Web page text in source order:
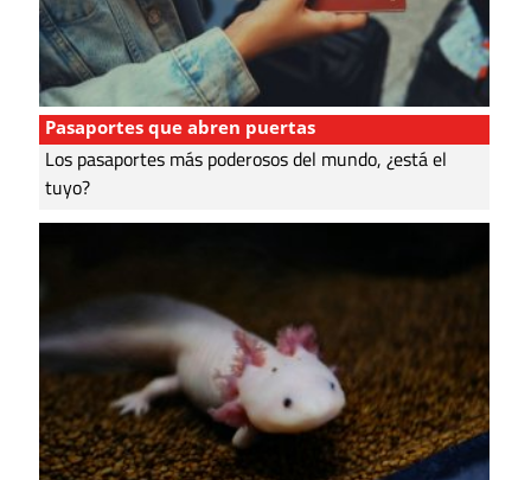
Pasaportes que abren puertas
Los pasaportes más poderosos del mundo, ¿está el
tuyo?